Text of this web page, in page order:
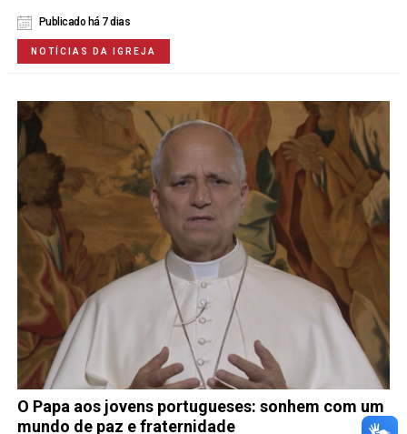
Publicado há 7 dias
NOTÍCIAS DA IGREJA
O Papa aos jovens portugueses: sonhem com um
mundo de paz e fraternidade